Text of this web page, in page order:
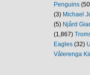
Penguins
(3) Michael
(5) Njård
(1,867)
Eagles (32)
Vålerenga